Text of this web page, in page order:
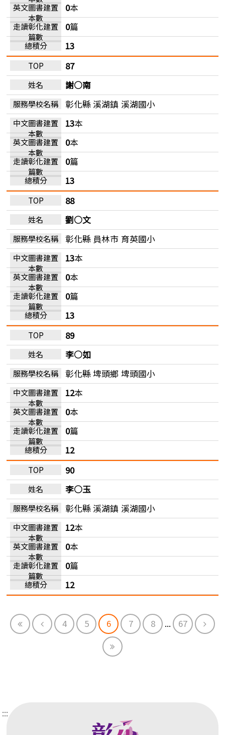
0本
0篇
13
87
謝○南
彰化縣 溪湖鎮 溪湖國小
13本
0本
0篇
13
88
劉○文
彰化縣 員林市 育英國小
13本
0本
0篇
13
89
李○如
彰化縣 埤頭鄉 埤頭國小
12本
0本
0篇
12
90
李○玉
彰化縣 溪湖鎮 溪湖國小
12本
0本
0篇
12
First Previous
4 5 6 7 8 ... 67
Next
End
:::